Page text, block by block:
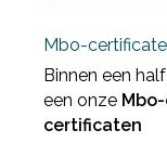
Mbo-
Binnen een
een onze
certificaten